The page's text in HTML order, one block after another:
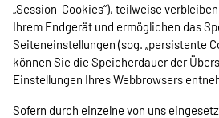
„Session-Cookies“), teilweise
Ihrem Endgerät und ermöglichen das
Seiteneinstellungen (sog. „persistente
können Sie die Speicherdauer der
Einstellungen Ihres Webbrowsers
Sofern durch einzelne von uns